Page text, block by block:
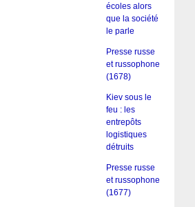
écoles alors
que la société
le parle
Presse russe
et russophone
(1678)
Kiev sous le
feu : les
entrepôts
logistiques
détruits
Presse russe
et russophone
(1677)